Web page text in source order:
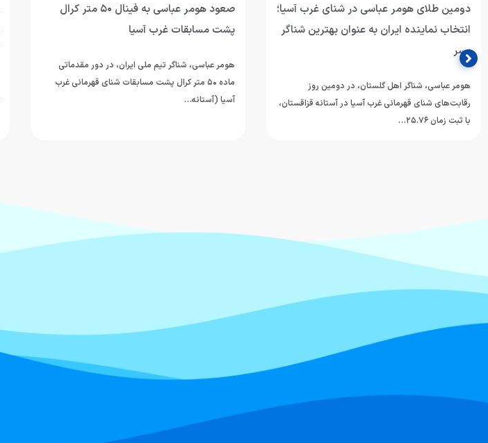
دومین طلای هومر عباسی در شنای غرب آسیا؛
انتخاب نماینده ایران به عنوان بهترین شناگر
پسر
هومر عباسی، شناگر اهل گلستان، در دومین روز
رقابت‌های شنای قهرمانی غرب آسیا در آستانه قزاقستان،
با ثبت زمان ۲۵.۷۶…
صعود هومر عباسی به فینال ۵۰ متر کرال
پشت مسابقات غرب آسیا
هومر عباسی، شناگر تیم ملی ایران، در دور مقدماتی
ماده ۵۰ متر کرال پشت مسابقات شنای قهرمانی غرب
آسیا (آستانه…